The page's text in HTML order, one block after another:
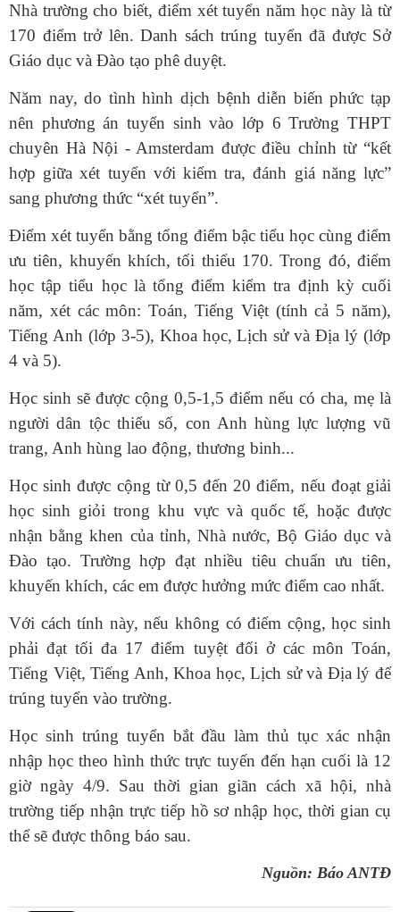
Nhà trường cho biết, điểm xét tuyển năm học này là từ
170 điểm trở lên. Danh sách trúng tuyển đã được Sở
Giáo dục và Đào tạo phê duyệt.
Năm nay, do tình hình dịch bệnh diễn biến phức tạp
nên phương án tuyển sinh vào lớp 6 Trường THPT
chuyên Hà Nội - Amsterdam được điều chỉnh từ “kết
hợp giữa xét tuyển với kiểm tra, đánh giá năng lực”
sang phương thức “xét tuyển”.
Điểm xét tuyển bằng tổng điểm bậc tiểu học cùng điểm
ưu tiên, khuyến khích, tối thiểu 170. Trong đó, điểm
học tập tiểu học là tổng điểm kiểm tra định kỳ cuối
năm, xét các môn: Toán, Tiếng Việt (tính cả 5 năm),
Tiếng Anh (lớp 3-5), Khoa học, Lịch sử và Địa lý (lớp
4 và 5).
Học sinh sẽ được cộng 0,5-1,5 điểm nếu có cha, mẹ là
người dân tộc thiểu số, con Anh hùng lực lượng vũ
trang, Anh hùng lao động, thương binh...
Học sinh được cộng từ 0,5 đến 20 điểm, nếu đoạt giải
học sinh giỏi trong khu vực và quốc tế, hoặc được
nhận bằng khen của tỉnh, Nhà nước, Bộ Giáo dục và
Đào tạo. Trường hợp đạt nhiều tiêu chuẩn ưu tiên,
khuyến khích, các em được hưởng mức điểm cao nhất.
Với cách tính này, nếu không có điểm cộng, học sinh
phải đạt tối đa 17 điểm tuyệt đối ở các môn Toán,
Tiếng Việt, Tiếng Anh, Khoa học, Lịch sử và Địa lý để
trúng tuyển vào trường.
Học sinh trúng tuyển bắt đầu làm thủ tục xác nhận
nhập học theo hình thức trực tuyến đến hạn cuối là 12
giờ ngày 4/9. Sau thời gian giãn cách xã hội, nhà
trường tiếp nhận trực tiếp hồ sơ nhập học, thời gian cụ
thể sẽ được thông báo sau.
Nguồn: Báo ANTĐ